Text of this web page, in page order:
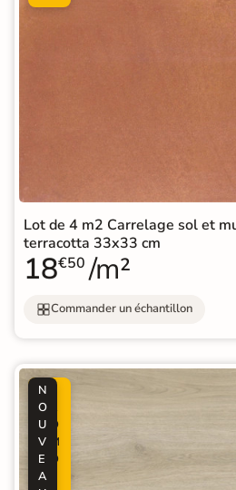
Lot de 4 m2 Carrelage sol et
terracotta 33x33 cm
18€50 /m²
Commander un échantillon
R
O
M
O
N
O
U
V
E
A